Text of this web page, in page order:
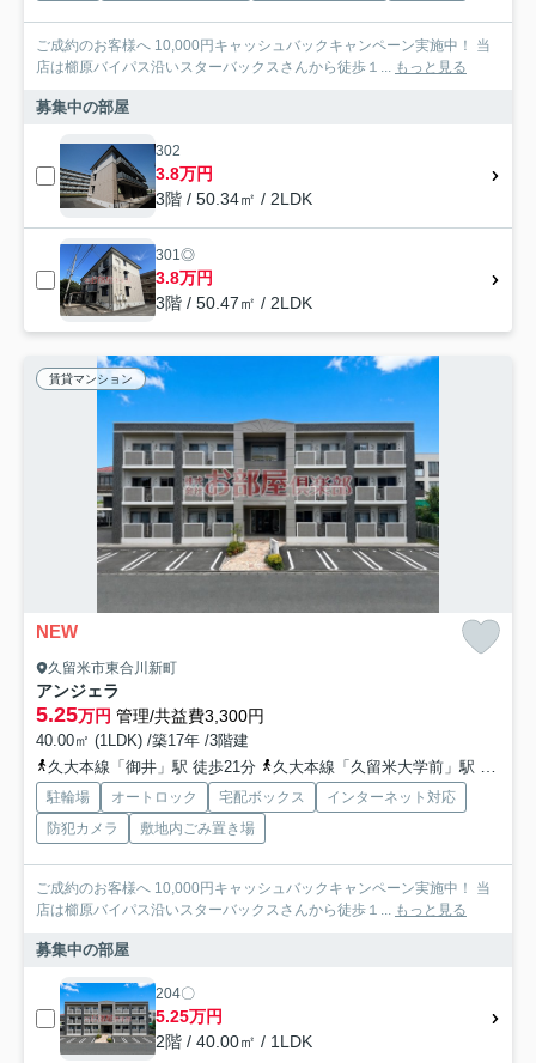
ご成約のお客様へ 10,000円キャッシュバックキャンペーン実施中！ 当
店は櫛原バイパス沿いスターバックスさんから徒歩１... もっと見る
募集中の部屋
302
3.8万円
3階 / 50.34㎡ / 2LDK
301◎
3.8万円
3階 / 50.47㎡ / 2LDK
賃貸マンション
NEW
久留米市東合川新町
アンジェラ
5.25万円 管理/共益費3,300円
40.00㎡ (1LDK) /築17年 /3階建
久大本線「御井」駅 徒歩21分
久大本線「久留米大学前」駅 徒歩32分
駐輪場 オートロック 宅配ボックス
インターネット対応
防犯カメラ
敷地内ごみ置き場
ご成約のお客様へ 10,000円キャッシュバックキャンペーン実施中！ 当
店は櫛原バイパス沿いスターバックスさんから徒歩１... もっと見る
募集中の部屋
204〇
5.25万円
2階 / 40.00㎡ / 1LDK